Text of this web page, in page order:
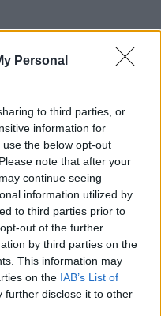
Personal
to third parties, or
information for
the below opt-out
note that after your
continue seeing
information utilized by
to third parties prior to
out of the further
by third parties on the
This information may
on the IAB’s List of
further disclose it to other